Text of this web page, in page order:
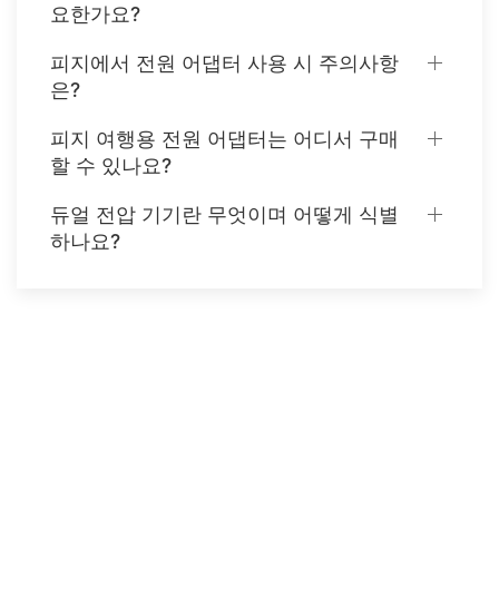
요한가요?
피지에서 전원 어댑터 사용 시 주의사항
은?
피지 여행용 전원 어댑터는 어디서 구매
할 수 있나요?
듀얼 전압 기기란 무엇이며 어떻게 식별
하나요?